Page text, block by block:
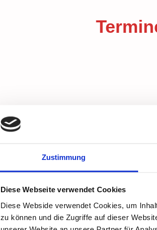
Zustimmung
Diese Webseite verwendet Cookies
Diese Webside verwendet Cookies, um
zu können und die Zugriffe auf dieser